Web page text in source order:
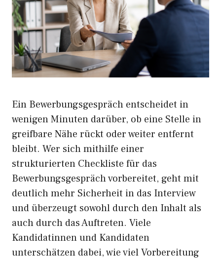
Ein Bewerbungsgespräch entscheidet in
wenigen Minuten darüber, ob eine Stelle in
greifbare Nähe rückt oder weiter entfernt
bleibt. Wer sich mithilfe einer
strukturierten Checkliste für das
Bewerbungsgespräch vorbereitet, geht mit
deutlich mehr Sicherheit in das Interview
und überzeugt sowohl durch den Inhalt als
auch durch das Auftreten. Viele
Kandidatinnen und Kandidaten
unterschätzen dabei, wie viel Vorbereitung